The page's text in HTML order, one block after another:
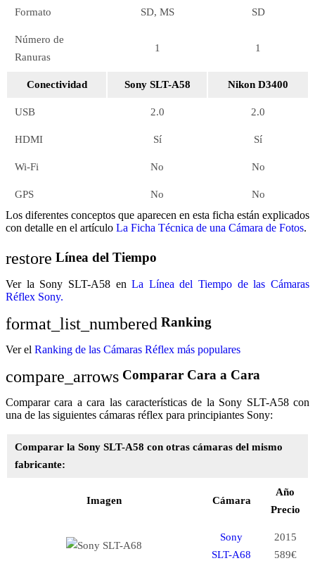
Formato SD, MS SD
Número de
Ranuras
1 1
Conectividad Sony SLT-A58 Nikon D3400
USB 2.0 2.0
HDMI Sí Sí
Wi-Fi No No
GPS No No
Los diferentes conceptos que aparecen en esta ficha están explicados
con detalle en el artículo La Ficha Técnica de una Cámara de Fotos.
restore Línea del Tiempo
Ver la Sony SLT-A58 enLa Línea del Tiempo de las Cámaras
Réflex Sony.
format_list_numbered Ranking
Ver el Ranking de las Cámaras Réflex más populares
compare_arrows Comparar Cara a Cara
Comparar cara a cara las características de la Sony SLT-A58 con
una de las siguientes cámaras réflex para principiantes Sony:
Comparar la Sony SLT-A58 con otras cámaras del mismo
fabricante:
Imagen Cámara
Año
Precio
Sony
SLT-A68
2015
589€